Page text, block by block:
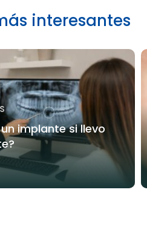
interesantes
implante si llevo